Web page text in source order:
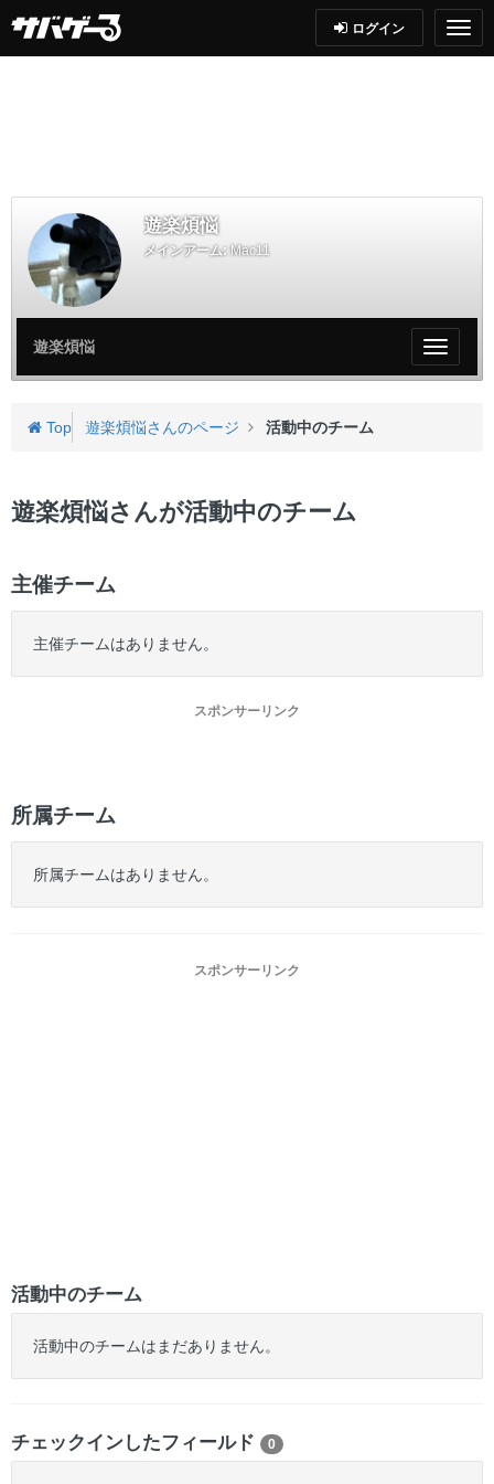
ログイン
遊楽煩悩
メインアーム: Mac11
My
ペ
遊楽煩悩
Top 遊楽煩悩さんのページ 活動中のチーム
遊楽煩悩さんが活動中のチーム
主催チーム
主催チームはありません。
スポンサーリンク
所属チーム
所属チームはありません。
スポンサーリンク
活動中のチーム
活動中のチームはまだありません。
チェックインしたフィールド 0